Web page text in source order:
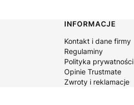
INFORMACJE
Kontakt i dane firmy
Regulaminy
Polityka prywatności
Opinie Trustmate
Zwroty i reklamacje